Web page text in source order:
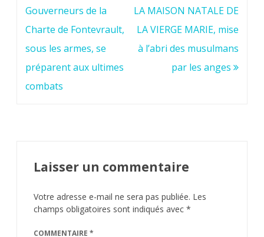
de
l’article
Gouverneurs de la
Charte de Fontevrault,
sous les armes, se
préparent aux ultimes
combats
LA MAISON NATALE DE
LA VIERGE MARIE, mise
à l’abri des musulmans
par les anges
Laisser un commentaire
Votre adresse e-mail ne sera pas publiée. Les
champs obligatoires sont indiqués avec *
COMMENTAIRE *